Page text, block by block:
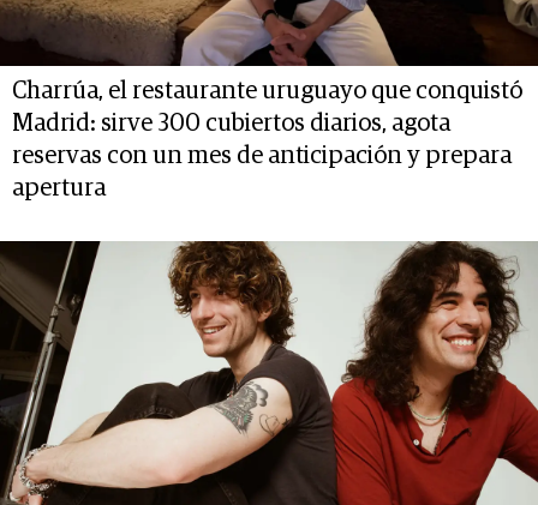
Charrúa, el restaurante uruguayo que conquistó
Madrid: sirve 300 cubiertos diarios, agota
reservas con un mes de anticipación y prepara
apertura